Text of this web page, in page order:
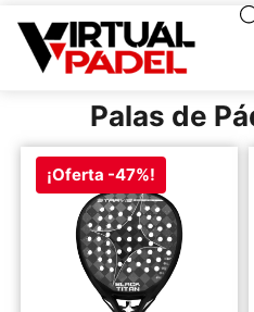
Palas de
¡Oferta -47%!